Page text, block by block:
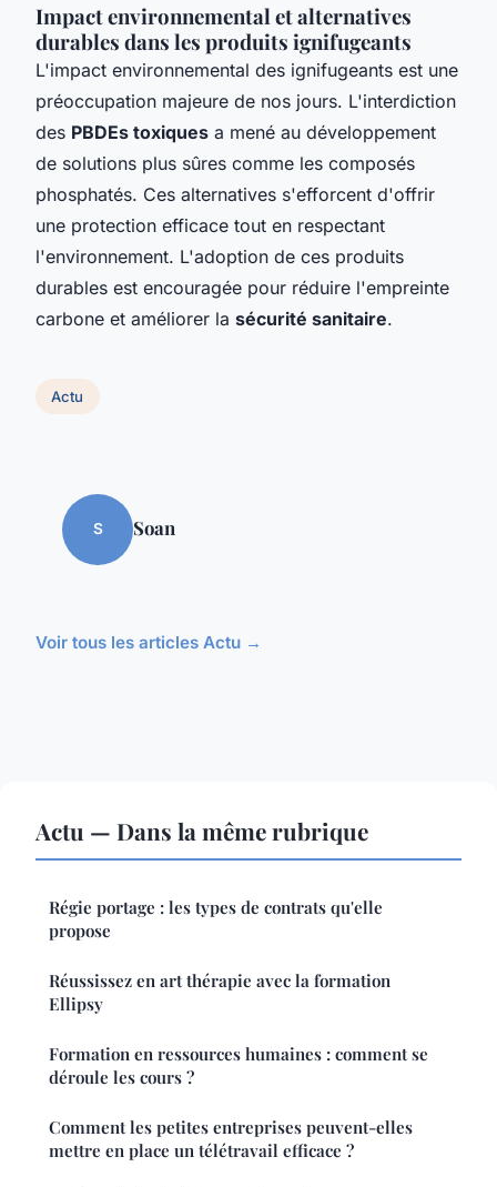
Impact environnemental et alternatives
durables dans les produits ignifugeants
L'impact environnemental des ignifugeants est une
préoccupation majeure de nos jours. L'interdiction
des PBDEs toxiques a mené au développement
de solutions plus sûres comme les composés
phosphatés. Ces alternatives s'efforcent d'offrir
une protection efficace tout en respectant
l'environnement. L'adoption de ces produits
durables est encouragée pour réduire l'empreinte
carbone et améliorer la sécurité sanitaire.
Actu
S Soan
Voir tous les articles Actu →
Actu — Dans la même rubrique
Régie portage : les types de contrats qu'elle
propose
Réussissez en art thérapie avec la formation
Ellipsy
Formation en ressources humaines : comment se
déroule les cours ?
Comment les petites entreprises peuvent-elles
mettre en place un télétravail efficace ?